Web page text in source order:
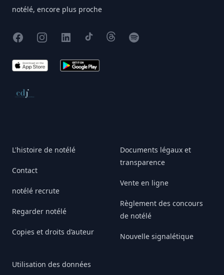
notélé, encore plus proche
FacebookInstagram
X TikTokThreadsSpotify
App Store Google Play
Conseil de déontologie journalistique
L'histoire de notélé
Contact
notélé recrute
Regarder notélé
Copies et droits d’auteur
Utilisation des données
Documents légaux et
transparence
Vente en ligne
Règlement des concours
de notélé
Nouvelle signalétique